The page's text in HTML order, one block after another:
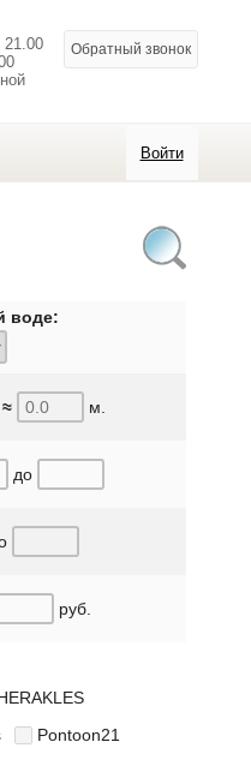
21.00
Обратный звонок
Войти
воде:
м.
до
руб.
Pontoon21